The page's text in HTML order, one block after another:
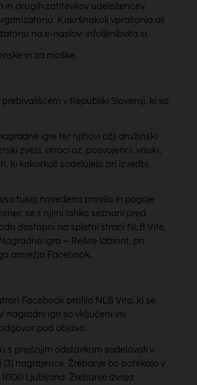
in drugih zahtevkov udeležencev
Kakršnakoli vprašanja ali
na e-naslov: info@nlbvita.si.
in za moške.
v Republiki Sloveniji, ki so
igre ter njihovi ožji družinski
zvezi, otroci oz. posvojenci, vnuki,
ki kakorkoli sodelujejo pri izvedbi
tukaj navedena pravila in pogoje
se z njimi lahko seznani pred
dostopni na spletni strani NLB Vite,
igra – Rešite labirint, pri
omrežja Facebook.
Facebook profila NLB Vita, ki se
nagradni igri so vključeni vsi
pod objavo.
s prejšnjim odstavkom sodelovali v
nagrajence. Žrebanje bo potekalo v
Ljubljana. Žrebanje izvaja